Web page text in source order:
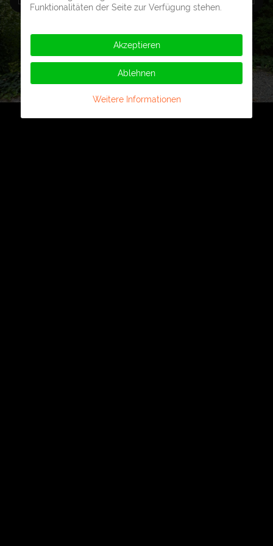
Funktionalitäten der Seite zur Verfügung stehen.
Akzeptieren
Ablehnen
Weitere Informationen